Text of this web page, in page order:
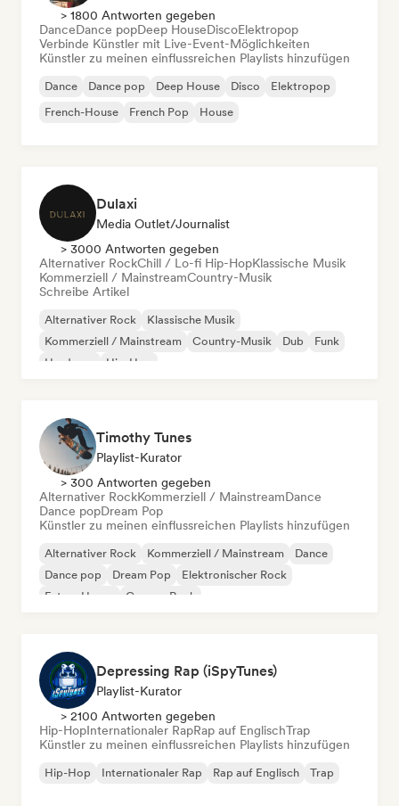
> 1800 Antworten gegeben
DanceDance popDeep HouseDiscoElektropop
Verbinde Künstler mit Live-Event-Möglichkeiten
Künstler zu meinen einflussreichen Playlists hinzufügen
Dance Dance pop Deep House Disco
Elektropop
French-House
French Pop House
Dulaxi
Media Outlet/Journalist
> 3000 Antworten gegeben
Alternativer RockChill / Lo-fi Hip-HopKlassische Musik
Kommerziell / MainstreamCountry-Musik
Schreibe Artikel
Alternativer Rock
Klassische Musik
Kommerziell / Mainstream
Country-Musik Dub
Funk
Hardcore
Hip-Hop
Timothy Tunes
Playlist-Kurator
> 300 Antworten gegeben
Alternativer RockKommerziell / MainstreamDance
Dance popDream Pop
Künstler zu meinen einflussreichen Playlists hinzufügen
Alternativer Rock Kommerziell / Mainstream
Dance
Dance pop
Dream Pop
Elektronischer Rock
Future House
Garage-Rock
Depressing Rap (iSpyTunes)
Playlist-Kurator
> 2100 Antworten gegeben
Hip-HopInternationaler RapRap auf EnglischTrap
Künstler zu meinen einflussreichen Playlists hinzufügen
Hip-Hop Internationaler Rap Rap auf Englisch Trap